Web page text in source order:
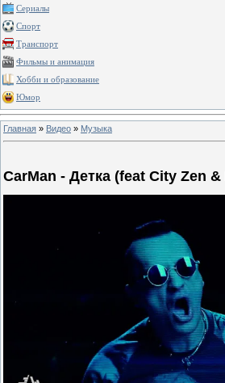
Сериалы
Спорт
Транспорт
Фильмы и анимация
Хобби и образование
Юмор
Главная » Видео » Музыка
CarMan - Детка (feat City Zen